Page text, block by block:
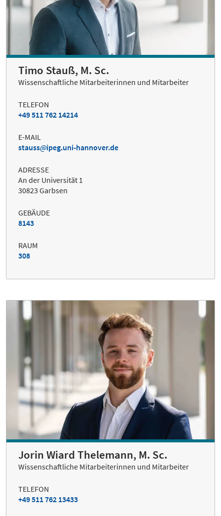
Timo Stauß, M. Sc.
Wissenschaftliche Mitarbeiterinnen und Mitarbeiter
TELEFON
+49 511 762 14214
E-MAIL
stauss
ipeg.uni-hannover.de
ADRESSE
An der Universität 1
30823 Garbsen
GEBÄUDE
8143
RAUM
308
Jorin Wiard Thelemann, M. Sc.
Wissenschaftliche Mitarbeiterinnen und Mitarbeiter
TELEFON
+49 511 762 13433